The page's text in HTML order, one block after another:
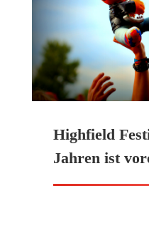
Highfield
Jahren ist